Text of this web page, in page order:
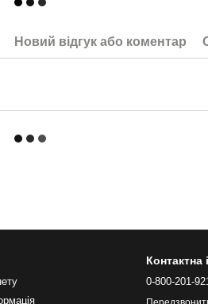
Новий відгук або коментар
Контактна
0-800-201-